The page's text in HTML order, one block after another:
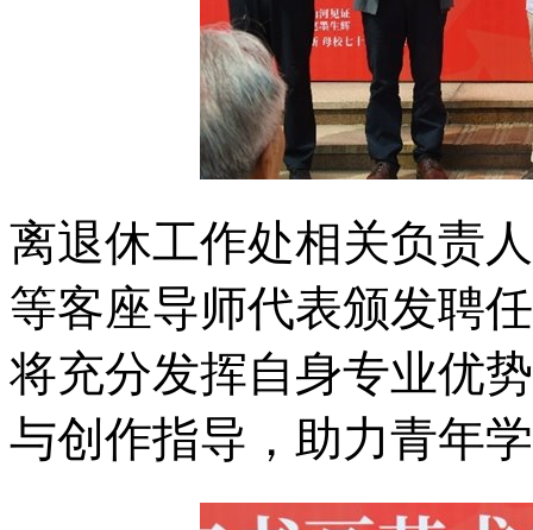
离退休工作处相关负责
等客座导师代表颁发聘
将充分发挥自身专业优
与创作指导，助力青年